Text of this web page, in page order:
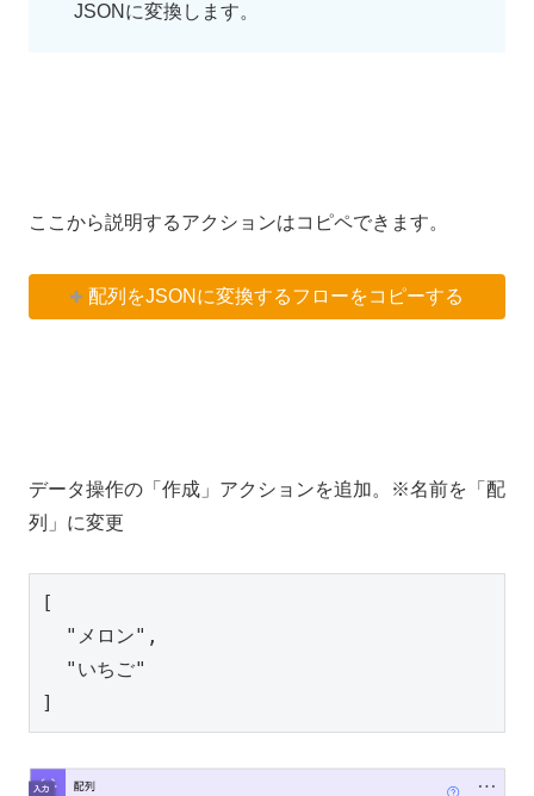
JSONに変換します。
ここから説明するアクションはコピペできます。
配列をJSONに変換するフローをコピーする
データ操作の「作成」アクションを追加。※名前を「配
列」に変更
[
]